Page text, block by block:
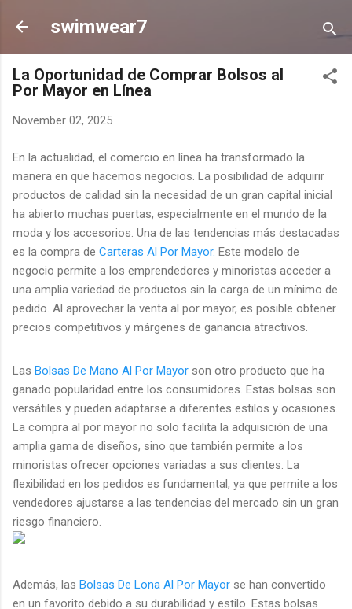
Skip to main content
swimwear7
La Oportunidad de Comprar Bolsos al
Por Mayor en Línea
November 02, 2025
En la actualidad, el comercio en línea ha transformado la
manera en que hacemos negocios. La posibilidad de adquirir
productos de calidad sin la necesidad de un gran capital inicial
ha abierto muchas puertas, especialmente en el mundo de la
moda y los accesorios. Una de las tendencias más destacadas
es la compra de Carteras Al Por Mayor. Este modelo de
negocio permite a los emprendedores y minoristas acceder a
una amplia variedad de productos sin la carga de un mínimo de
pedido. Al aprovechar la venta al por mayor, es posible obtener
precios competitivos y márgenes de ganancia atractivos.
Las Bolsas De Mano Al Por Mayor son otro producto que ha
ganado popularidad entre los consumidores. Estas bolsas son
versátiles y pueden adaptarse a diferentes estilos y ocasiones.
La compra al por mayor no solo facilita la adquisición de una
amplia gama de diseños, sino que también permite a los
minoristas ofrecer opciones variadas a sus clientes. La
flexibilidad en los pedidos es fundamental, ya que permite a los
vendedores ajustarse a las tendencias del mercado sin un gran
riesgo financiero.
Además, las Bolsas De Lona Al Por Mayor se han convertido
en un favorito debido a su durabilidad y estilo. Estas bolsas